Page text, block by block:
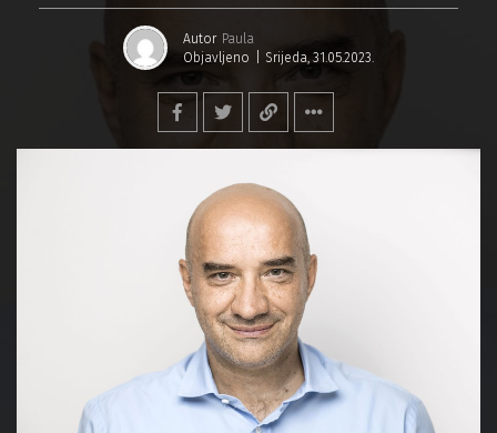
Autor Paula
Objavljeno
Srijeda, 31.05.2023.